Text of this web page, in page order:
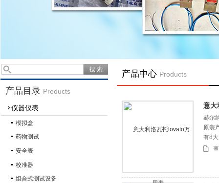
产品目录 Products
仪器仪表
模拟盒
药物测试
安全表
校准器
组合式测试设备
产品中心 Products
意大
赫尔
原装
有8